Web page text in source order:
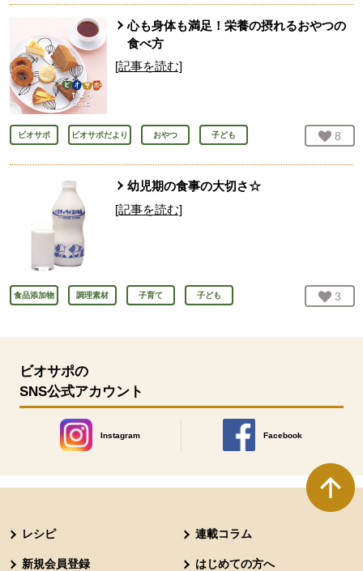
心も身体も満足！栄養の摂れるおやつの
食べ方
[記事を読む]
ビオサポ ビオサポだより おやつ 子ども お気
8
幼児期の食事の大切さ☆
[記事を読む]
食品添加物 調理素材 子育て 子ども お気
3
ビオサポの
SNS公式アカウント
Instagram
別のウィンドウで開きます。
Facebook
別のウィンドウで開きます
レシピ 連載コラム
新規会員登録 はじめての方へ